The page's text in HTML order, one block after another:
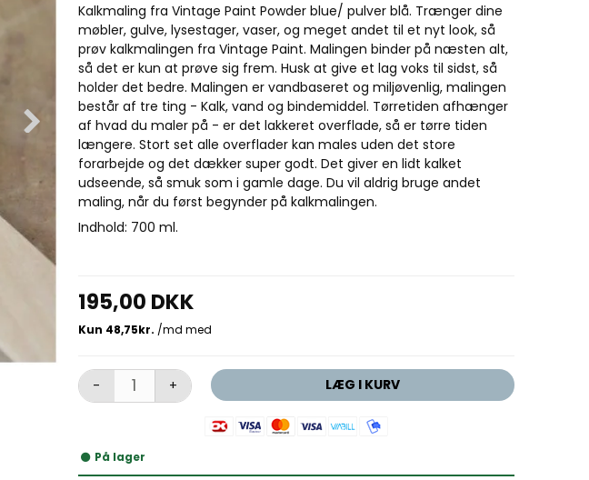
Kalkmaling fra Vintage Paint Powder blue/ pulver blå. Trænger dine
møbler, gulve, lysestager, vaser, og meget andet til et nyt look, så
prøv kalkmalingen fra Vintage Paint. Malingen binder på næsten alt,
så det er kun at prøve sig frem. Husk at give et lag voks til sidst, så
holder det bedre. Malingen er vandbaseret og miljøvenlig, malingen
består af tre ting - Kalk, vand og bindemiddel. Tørretiden afhænger
af hvad du maler på - er det lakkeret overflade, så er tørre tiden
længere. Stort set alle overflader kan males uden det store
forarbejde og det dækker super godt. Det giver en lidt kalket
udseende, så smuk som i gamle dage. Du vil aldrig bruge andet
maling, når du først begynder på kalkmalingen.
Indhold: 700 ml.
195,00 DKK
- + LÆG I KURV
På lager